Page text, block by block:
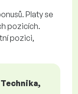
Platy se
pozicích.
pozici,
Technika,